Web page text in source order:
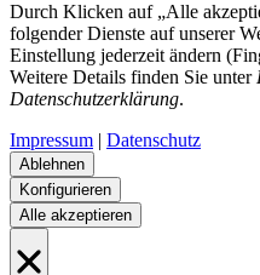
Durch Klicken auf „Alle
folgender Dienste auf unserer
Einstellung jederzeit ändern
Weitere Details finden Sie unter
Datenschutzerklärung.
Impressum | Datenschutz
Ablehnen
Konfigurieren
Alle akzeptieren